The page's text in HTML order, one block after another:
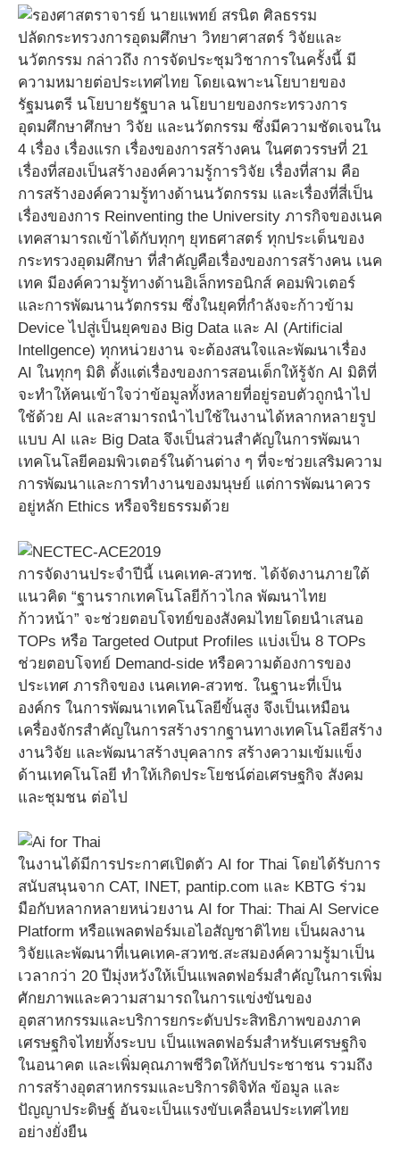
ปลัดกระทรวงการอุดมศึกษา วิทยาศาสตร์ วิจัยและ
นวัตกรรม กล่าวถึง การจัดประชุมวิชาการในครั้งนี้ มี
ความหมายต่อประเทศไทย โดยเฉพาะนโยบายของ
รัฐมนตรี นโยบายรัฐบาล นโยบายของกระทรวงการ
อุดมศึกษาศึกษา วิจัย และนวัตกรรม ซึ่งมีความชัดเจนใน
4 เรื่อง เรื่องแรก เรื่องของการสร้างคน ในศตวรรษที่ 21
เรื่องที่สองเป็นสร้างองค์ความรู้การวิจัย เรื่องที่สาม คือ
การสร้างองค์ความรู้ทางด้านนวัตกรรม และเรื่องที่สี่เป็น
เรื่องของการ Reinventing the University ภารกิจของเนค
เทคสามารถเข้าได้กับทุกๆ ยุทธศาสตร์ ทุกประเด็นของ
กระทรวงอุดมศึกษา ที่สำคัญคือเรื่องของการสร้างคน เนค
เทค มีองค์ความรู้ทางด้านอิเล็กทรอนิกส์ คอมพิวเตอร์
และการพัฒนานวัตกรรม ซึ่งในยุคที่กำลังจะก้าวข้าม
Device ไปสู่เป็นยุคของ Big Data และ AI (Artificial
Intellgence) ทุกหน่วยงาน จะต้องสนใจและพัฒนาเรื่อง
AI ในทุกๆ มิติ ตั้งแต่เรื่องของการสอนเด็กให้รู้จัก AI มิติที่
จะทำให้คนเข้าใจว่าข้อมูลทั้งหลายที่อยู่รอบตัวถูกนำไป
ใช้ด้วย AI และสามารถนำไปใช้ในงานได้หลากหลายรูป
แบบ AI และ Big Data จึงเป็นส่วนสำคัญในการพัฒนา
เทคโนโลยีคอมพิวเตอร์ในด้านต่าง ๆ ที่จะช่วยเสริมความ
การพัฒนาและการทำงานของมนุษย์ แต่การพัฒนาควร
อยู่หลัก Ethics หรือจริยธรรมด้วย
การจัดงานประจำปีนี้ เนคเทค-สวทช. ได้จัดงานภายใต้
แนวคิด “ฐานรากเทคโนโลยีก้าวไกล พัฒนาไทย
ก้าวหน้า” จะช่วยตอบโจทย์ของสังคมไทยโดยนำเสนอ
TOPs หรือ Targeted Output Profiles แบ่งเป็น 8 TOPs
ช่วยตอบโจทย์ Demand-side หรือความต้องการของ
ประเทศ ภารกิจของ เนคเทค-สวทช. ในฐานะที่เป็น
องค์กร ในการพัฒนาเทคโนโลยีขั้นสูง จึงเป็นเหมือน
เครื่องจักรสำคัญในการสร้างรากฐานทางเทคโนโลยีสร้าง
งานวิจัย และพัฒนาสร้างบุคลากร สร้างความเข้มแข็ง
ด้านเทคโนโลยี ทำให้เกิดประโยชน์ต่อเศรษฐกิจ สังคม
และชุมชน ต่อไป
ในงานได้มีการประกาศเปิดตัว AI for Thai โดยได้รับการ
สนับสนุนจาก CAT, INET, pantip.com และ KBTG ร่วม
มือกับหลากหลายหน่วยงาน AI for Thai: Thai AI Service
Platform หรือแพลตฟอร์มเอไอสัญชาติไทย เป็นผลงาน
วิจัยและพัฒนาที่เนคเทค-สวทช.สะสมองค์ความรู้มาเป็น
เวลากว่า 20 ปีมุ่งหวังให้เป็นแพลตฟอร์มสำคัญในการเพิ่ม
ศักยภาพและความสามารถในการแข่งขันของ
อุตสาหกรรมและบริการยกระดับประสิทธิภาพของภาค
เศรษฐกิจไทยทั้งระบบ เป็นแพลตฟอร์มสําหรับเศรษฐกิจ
ในอนาคต และเพิ่มคุณภาพชีวิตให้กับประชาชน รวมถึง
การสร้างอุตสาหกรรมและบริการดิจิทัล ข้อมูล และ
ปัญญาประดิษฐ์ อันจะเป็นแรงขับเคลื่อนประเทศไทย
อย่างยั่งยืน